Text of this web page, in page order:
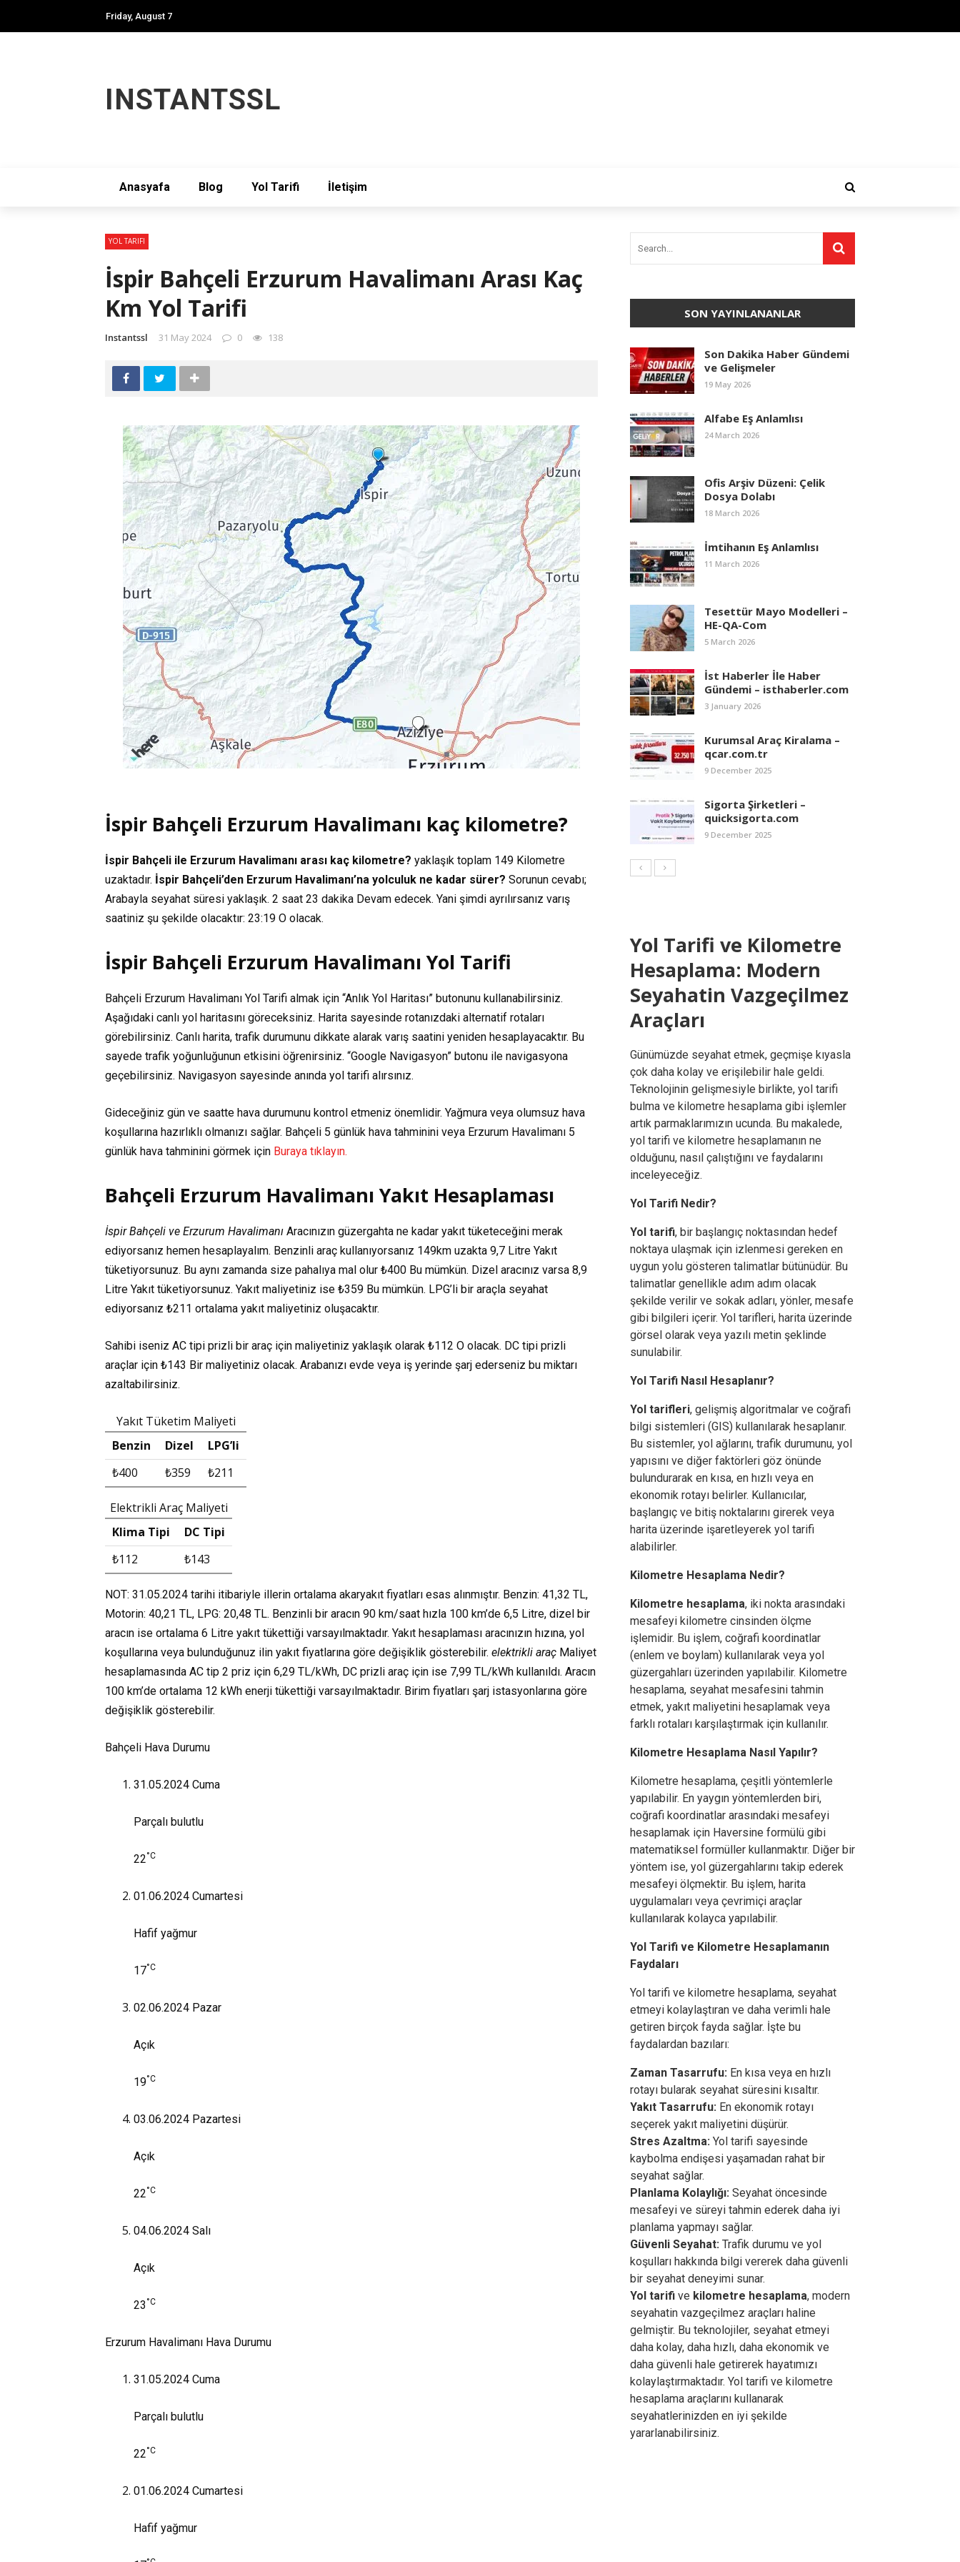
Friday, August 7
INSTANTSSL
Anasyafa Blog Yol Tarifi İletişim
YOL TARIFI
İspir Bahçeli Erzurum Havalimanı Arası Kaç
Km Yol Tarifi
Instantssl 31 May 2024 0 138
İspir Bahçeli Erzurum Havalimanı kaç kilometre?
İspir Bahçeli ile Erzurum Havalimanı arası kaç kilometre? yaklaşık toplam 149 Kilometre
uzaktadır. İspir Bahçeli’den Erzurum Havalimanı’na yolculuk ne kadar sürer? Sorunun cevabı;
Arabayla seyahat süresi yaklaşık. 2 saat 23 dakika Devam edecek. Yani şimdi ayrılırsanız varış
saatiniz şu şekilde olacaktır: 23:19 O olacak.
İspir Bahçeli Erzurum Havalimanı Yol Tarifi
Bahçeli Erzurum Havalimanı Yol Tarifi almak için “Anlık Yol Haritası” butonunu kullanabilirsiniz.
Aşağıdaki canlı yol haritasını göreceksiniz. Harita sayesinde rotanızdaki alternatif rotaları
görebilirsiniz. Canlı harita, trafik durumunu dikkate alarak varış saatini yeniden hesaplayacaktır. Bu
sayede trafik yoğunluğunun etkisini öğrenirsiniz. “Google Navigasyon” butonu ile navigasyona
geçebilirsiniz. Navigasyon sayesinde anında yol tarifi alırsınız.
Gideceğiniz gün ve saatte hava durumunu kontrol etmeniz önemlidir. Yağmura veya olumsuz hava
koşullarına hazırlıklı olmanızı sağlar. Bahçeli 5 günlük hava tahminini veya Erzurum Havalimanı 5
günlük hava tahminini görmek için Buraya tıklayın.
Bahçeli Erzurum Havalimanı Yakıt Hesaplaması
İspir Bahçeli ve Erzurum Havalimanı Aracınızın güzergahta ne kadar yakıt tüketeceğini merak
ediyorsanız hemen hesaplayalım. Benzinli araç kullanıyorsanız 149km uzakta 9,7 Litre Yakıt
tüketiyorsunuz. Bu aynı zamanda size pahalıya mal olur ₺400 Bu mümkün. Dizel aracınız varsa 8,9
Litre Yakıt tüketiyorsunuz. Yakıt maliyetiniz ise ₺359 Bu mümkün. LPG’li bir araçla seyahat
ediyorsanız ₺211 ortalama yakıt maliyetiniz oluşacaktır.
Sahibi iseniz AC tipi prizli bir araç için maliyetiniz yaklaşık olarak ₺112 O olacak. DC tipi prizli
araçlar için ₺143 Bir maliyetiniz olacak. Arabanızı evde veya iş yerinde şarj ederseniz bu miktarı
azaltabilirsiniz.
Yakıt Tüketim Maliyeti
Benzin
Dizel
LPG’li
₺400
₺359 ₺211
Elektrikli Araç Maliyeti
Klima Tipi
DC Tipi
₺112
₺143
NOT: 31.05.2024 tarihi itibariyle illerin ortalama akaryakıt fiyatları esas alınmıştır. Benzin: 41,32 TL,
Motorin: 40,21 TL, LPG: 20,48 TL. Benzinli bir aracın 90 km/saat hızla 100 km’de 6,5 Litre, dizel bir
aracın ise ortalama 6 Litre yakıt tükettiği varsayılmaktadır. Yakıt hesaplaması aracınızın hızına, yol
koşullarına veya bulunduğunuz ilin yakıt fiyatlarına göre değişiklik gösterebilir. elektrikli araç Maliyet
hesaplamasında AC tip 2 priz için 6,29 TL/kWh, DC prizli araç için ise 7,99 TL/kWh kullanıldı. Aracın
100 km’de ortalama 12 kWh enerji tükettiği varsayılmaktadır. Birim fiyatları şarj istasyonlarına göre
değişiklik gösterebilir.
Bahçeli Hava Durumu
31.05.2024 Cuma
Parçalı bulutlu
22°C
01.06.2024 Cumartesi
Hafif yağmur
17°C
02.06.2024 Pazar
Açık
19°C
03.06.2024 Pazartesi
Açık
22°C
04.06.2024 Salı
Açık
23 °C
Erzurum Havalimanı Hava Durumu
31.05.2024 Cuma
Parçalı bulutlu
22°C
01.06.2024 Cumartesi
Hafif yağmur
SON YAYINLANANLAR
Son Dakika Haber Gündemi
ve Gelişmeler
19 May 2026
Alfabe Eş Anlamlısı
24 March 2026
Ofis Arşiv Düzeni: Çelik
Dosya Dolabı
18 March 2026
İmtihanın Eş Anlamlısı
11 March 2026
Tesettür Mayo Modelleri –
HE-QA-Com
5 March 2026
İst Haberler İle Haber
Gündemi – isthaberler.com
3 January 2026
Kurumsal Araç Kiralama –
qcar.com.tr
9 December 2025
Sigorta Şirketleri –
quicksigorta.com
9 December 2025
Yol Tarifi ve Kilometre
Hesaplama: Modern
Seyahatin Vazgeçilmez
Araçları
Günümüzde seyahat etmek, geçmişe kıyasla
çok daha kolay ve erişilebilir hale geldi.
Teknolojinin gelişmesiyle birlikte, yol tarifi
bulma ve kilometre hesaplama gibi işlemler
artık parmaklarımızın ucunda. Bu makalede,
yol tarifi ve kilometre hesaplamanın ne
olduğunu, nasıl çalıştığını ve faydalarını
inceleyeceğiz.
Yol Tarifi Nedir?
Yol tarifi, bir başlangıç noktasından hedef
noktaya ulaşmak için izlenmesi gereken en
uygun yolu gösteren talimatlar bütünüdür. Bu
talimatlar genellikle adım adım olacak
şekilde verilir ve sokak adları, yönler, mesafe
gibi bilgileri içerir. Yol tarifleri, harita üzerinde
görsel olarak veya yazılı metin şeklinde
sunulabilir.
Yol Tarifi Nasıl Hesaplanır?
Yol tarifleri, gelişmiş algoritmalar ve coğrafi
bilgi sistemleri (GIS) kullanılarak hesaplanır.
Bu sistemler, yol ağlarını, trafik durumunu, yol
yapısını ve diğer faktörleri göz önünde
bulundurarak en kısa, en hızlı veya en
ekonomik rotayı belirler. Kullanıcılar,
başlangıç ve bitiş noktalarını girerek veya
harita üzerinde işaretleyerek yol tarifi
alabilirler.
Kilometre Hesaplama Nedir?
Kilometre hesaplama, iki nokta arasındaki
mesafeyi kilometre cinsinden ölçme
işlemidir. Bu işlem, coğrafi koordinatlar
(enlem ve boylam) kullanılarak veya yol
güzergahları üzerinden yapılabilir. Kilometre
hesaplama, seyahat mesafesini tahmin
etmek, yakıt maliyetini hesaplamak veya
farklı rotaları karşılaştırmak için kullanılır.
Kilometre Hesaplama Nasıl Yapılır?
Kilometre hesaplama, çeşitli yöntemlerle
yapılabilir. En yaygın yöntemlerden biri,
coğrafi koordinatlar arasındaki mesafeyi
hesaplamak için Haversine formülü gibi
matematiksel formüller kullanmaktır. Diğer bir
yöntem ise, yol güzergahlarını takip ederek
mesafeyi ölçmektir. Bu işlem, harita
uygulamaları veya çevrimiçi araçlar
kullanılarak kolayca yapılabilir.
Yol Tarifi ve Kilometre Hesaplamanın
Faydaları
Yol tarifi ve kilometre hesaplama, seyahat
etmeyi kolaylaştıran ve daha verimli hale
getiren birçok fayda sağlar. İşte bu
faydalardan bazıları:
Zaman Tasarrufu: En kısa veya en hızlı
rotayı bularak seyahat süresini kısaltır.
Yakıt Tasarrufu: En ekonomik rotayı
seçerek yakıt maliyetini düşürür.
Stres Azaltma: Yol tarifi sayesinde
kaybolma endişesi yaşamadan rahat bir
seyahat sağlar.
Planlama Kolaylığı: Seyahat öncesinde
mesafeyi ve süreyi tahmin ederek daha iyi
planlama yapmayı sağlar.
Güvenli Seyahat: Trafik durumu ve yol
koşulları hakkında bilgi vererek daha güvenli
bir seyahat deneyimi sunar.
Yol tarifi ve kilometre hesaplama, modern
seyahatin vazgeçilmez araçları haline
gelmiştir. Bu teknolojiler, seyahat etmeyi
daha kolay, daha hızlı, daha ekonomik ve
daha güvenli hale getirerek hayatımızı
kolaylaştırmaktadır. Yol tarifi ve kilometre
hesaplama araçlarını kullanarak
seyahatlerinizden en iyi şekilde
yararlanabilirsiniz.